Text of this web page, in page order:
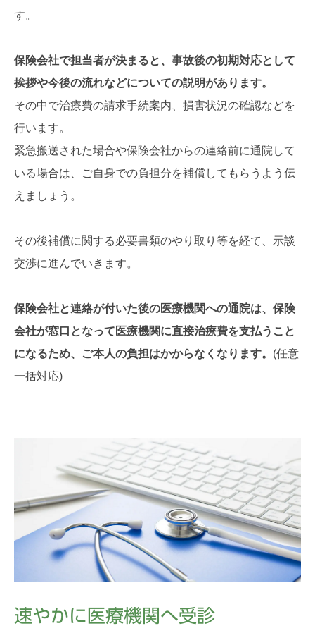
す。
保険会社で担当者が決まると、事故後の初期対応として
挨拶や今後の流れなどについての説明があります。
その中で治療費の請求手続案内、損害状況の確認などを
行います。
緊急搬送された場合や保険会社からの連絡前に通院して
いる場合は、ご自身での負担分を補償してもらうよう伝
えましょう。
その後補償に関する必要書類のやり取り等を経て、示談
交渉に進んでいきます。
保険会社と連絡が付いた後の医療機関への通院は、保険
会社が窓口となって医療機関に直接治療費を支払うこと
になるため、ご本人の負担はかからなくなります。 (任意
一括対応)
速やかに医療機関へ受診